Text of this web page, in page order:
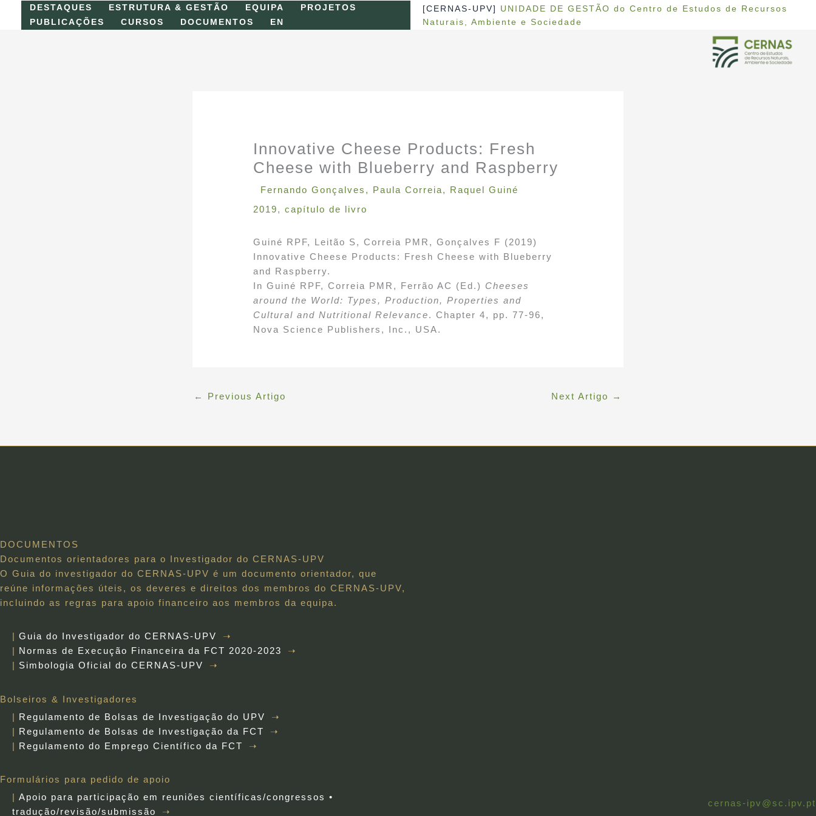
DESTAQUES ESTRUTURA & GESTÃO EQUIPA
PROJETOS
PUBLICAÇÕES
CURSOS DOCUMENTOS EN
[CERNAS-UPV] UNIDADE DE GESTÃO do Centro de Estudos de Recursos
Naturais, Ambiente e Sociedade
Innovative Cheese Products: Fresh
Cheese with Blueberry and Raspberry
Fernando Gonçalves , Paula Correia, Raquel Guiné
2019,capítulo de livro
Guiné RPF, Leitão S, Correia PMR, Gonçalves F (2019)
Innovative Cheese Products: Fresh Cheese with Blueberry
and Raspberry.
In Guiné RPF, Correia PMR, Ferrão AC (Ed.) Cheeses
around the World: Types, Production, Properties and
Cultural and Nutritional Relevance. Chapter 4, pp. 77-96,
Nova Science Publishers, Inc., USA.
← Previous Artigo Next Artigo →
DOCUMENTOS
Documentos orientadores para o Investigador do CERNAS-UPV
O Guia do investigador do CERNAS-UPV é um documento orientador, que
reúne informações úteis, os deveres e direitos dos membros do CERNAS-UPV,
incluindo as regras para apoio financeiro aos membros da equipa.
Guia do Investigador do CERNAS-UPV
Normas de Execução Financeira da FCT 2020-2023
Simbologia Oficial do CERNAS-UPV
Bolseiros & Investigadores
Regulamento de Bolsas de Investigação do UPV
Regulamento de Bolsas de Investigação da FCT
Regulamento do Emprego Científico da FCT
Formulários para pedido de apoio
Apoio para participação em reuniões científicas/congressos •
tradução/revisão/submissão
cernas-ipv@sc.ipv.pt